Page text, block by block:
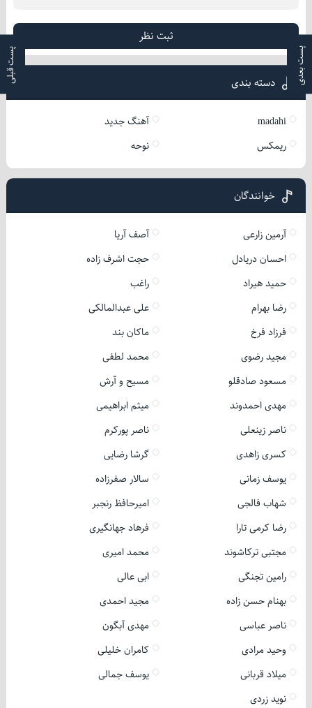
پست بعدی پست قبلی
ثبت نظر
دسته بندی
madahi
آهنگ جدید
ریمکس
نوحه
خوانندگان
آرمین زارعی
آصف آریا
احسان دریادل
حجت اشرف زاده
حمید هیراد
راغب
رضا بهرام
علی عبدالمالکی
فرزاد فرخ
ماکان بند
مجید رضوی
محمد لطفی
مسعود صادقلو
مسیح و آرش
مهدی احمدوند
میثم ابراهیمی
ناصر زینعلی
ناصر پورکرم
کسری زاهدی
گرشا رضایی
یوسف زمانی
سالار صفرزاده
شهاب فالجی
امیرحافظ رنجبر
رضا کرمی تارا
فرهاد جهانگیری
مجتبی ترکاشوند
محمد امیری
رامین تجنگی
ابی عالی
بهنام حسن زاده
مجید احمدی
ناصر عباسی
مهدی آبگون
وحید مرادی
کامران خلیلی
میلاد قربانی
یوسف جمالی
نوید زردی